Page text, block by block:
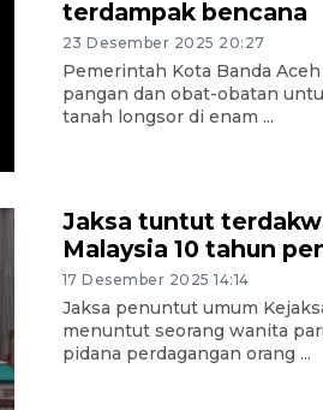
terdampak bencana
23 Desember 2025 20:27
Pemerintah Kota Banda
pangan dan obat-obatan
tanah longsor di enam ...
Jaksa tuntut
Malaysia 10 tahun
17 Desember 2025 14:14
Jaksa penuntut umum
menuntut seorang wanita
pidana perdagangan orang ...
2 Juni 2026 10:33
Pemkot
terima